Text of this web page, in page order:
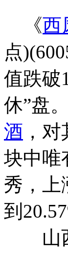
《西
点
值跌破
休”盘
酒 ，
块中唯
秀，上
到
山西